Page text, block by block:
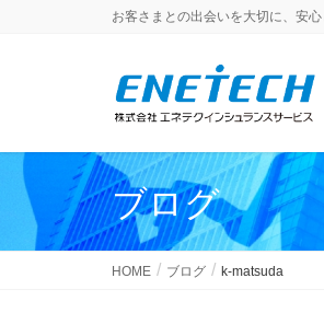
お客さまとの出会いを大切に、安
ブログ
HOME ブログ k-matsuda